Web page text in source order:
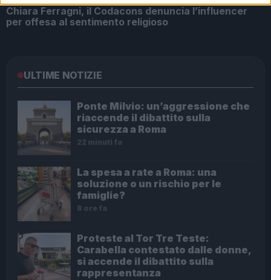
Chiara Ferragni, il Codacons denuncia l’influencer
per offesa al sentimento religioso
ULTIME NOTIZIE
Ponte Milvio: un’aggressione che
riaccende il dibattito sulla
sicurezza a Roma
22 minuti fa
La spesa a rate a Roma: una
soluzione o un rischio per le
famiglie?
8 ore fa
Proteste al Tor Tre Teste:
Carabella contestato dalle donne,
si accende il dibattito sulla
rappresentanza